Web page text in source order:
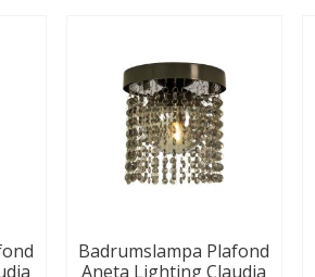
Badrumslampa Plafond
Aneta Lighting Claudia